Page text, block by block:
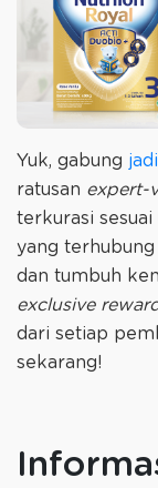
Yuk, gabung
ratusan expert-
terkurasi sesuai
yang
dan tumbuh
exclusive
dari setiap
sekarang!